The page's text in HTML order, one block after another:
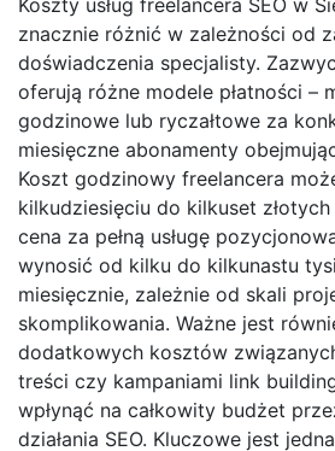
Koszty usług freelancera SEO w
znacznie różnić w zależności od
doświadczenia specjalisty.
oferują różne modele płatności –
godzinowe lub ryczałtowe za
miesięczne abonamenty
Koszt godzinowy freelancera
kilkudziesięciu do kilkuset
cena za pełną usługę
wynosić od kilku do kilkunastu
miesięcznie, zależnie od skali
skomplikowania. Ważne jest
dodatkowych kosztów
treści czy kampaniami link
wpłynąć na całkowity budżet
działania SEO. Kluczowe jest